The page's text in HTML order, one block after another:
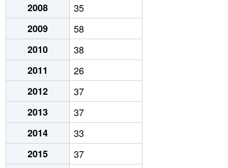
2008
35
2009
58
2010
38
2011
26
2012
37
2013
37
2014
33
2015
37